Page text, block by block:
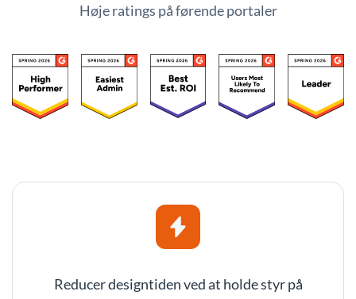
Høje ratings på førende portaler
Reducer designtiden ved at holde styr på